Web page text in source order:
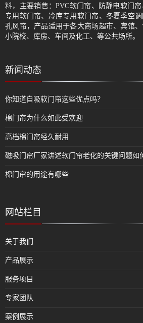
料，主要销售：PVC软门帘、防静电软门
专用软门帘、冷库专用软门帘、冬夏季空
孔风帘，产品适用于各大商场超市、宾馆
小院校、库房、车间及化工、等公共场所。
新闻动态
你知道自吸软门帘这些优点吗？
棉门帘为什么如此受欢迎
高档棉门帘经久耐用
磁吸门帘厂家讲述软门帘老化的关键问题如
棉门帘的用途有哪些
网站栏目
关于我们
产品展示
服务项目
专家团队
案例展示